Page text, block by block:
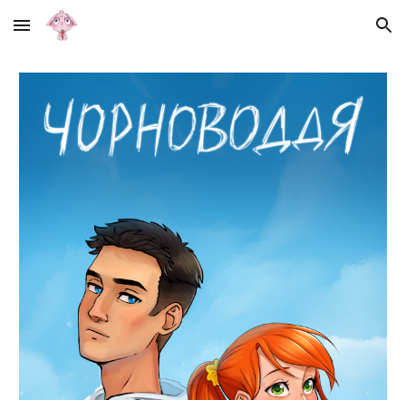
Skip to main content Skip to navigation